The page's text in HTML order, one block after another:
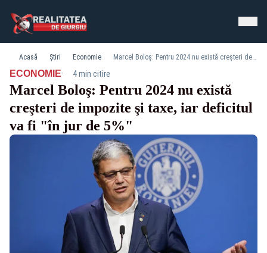
Acasă Știri Economie Marcel Boloş: Pentru 2024 nu există creşteri de impozite şi taxe, iar deficitul va fi "în jur de 5%"
ECONOMIE· 4 min citire
Marcel Boloş: Pentru 2024 nu există
creşteri de impozite şi taxe, iar deficitul
va fi "în jur de 5%"